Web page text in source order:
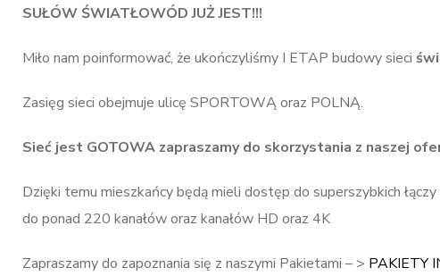
SUŁÓW ŚWIATŁOWÓD JUŻ JEST!!!
Miło nam poinformować, że ukończyliśmy I ETAP budowy sieci
Zasięg sieci obejmuje ulicę SPORTOWĄ oraz POLNĄ.
Sieć jest GOTOWA zapraszamy do skorzystania z naszej
Dzięki temu mieszkańcy będą mieli dostęp do superszybkich
do ponad 220 kanałów oraz kanałów HD oraz 4K
Zapraszamy do zapoznania się z naszymi Pakietami – > PAKIETY